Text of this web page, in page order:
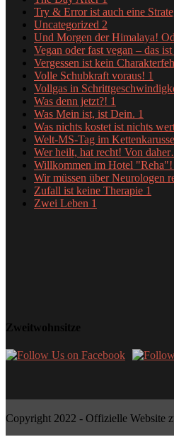
Try & Error ist auch eine
Uncategorized 2
Und Morgen der Himalaya!
Vegan oder fast vegan – das
Vergessen ist kein
Volle Schubkraft voraus! 1
Vollgas in
Was denn jetzt?! 1
Was Mein ist, ist Dein. 1
Was nichts kostet ist nichts
Welt-MS-Tag im
Wer heilt, hat recht! Von
Willkommen im Hotel "Reha"!
Wir müssen über Neurologen
Zufall ist keine Therapie 1
Zwei Leben 1
Zweitwohnsitze
Copyright 2022 - Offizielle Website